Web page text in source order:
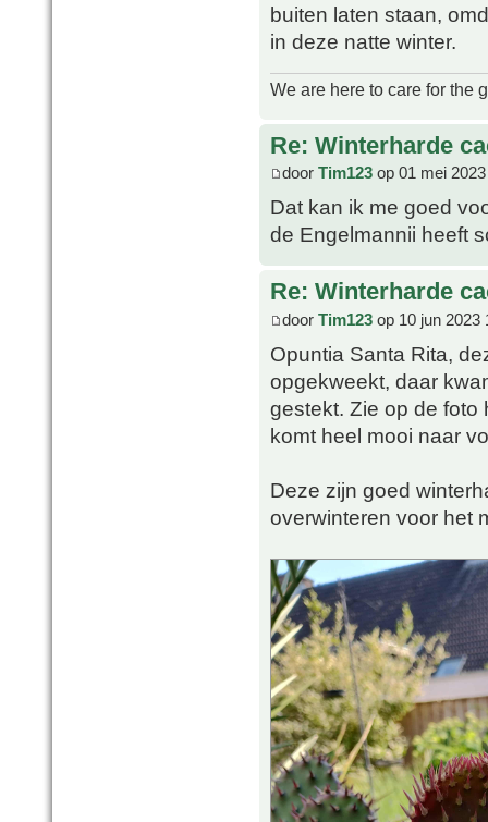
buiten laten staan,
in deze natte winter.
We are here to care for the
Re: Winterharde
door Tim123 op 01 mei
Dat kan ik me goed
de Engelmannii heeft
Re: Winterharde
door Tim123 op 10 jun 2023
Opuntia Santa Rita,
opgekweekt, daar
gestekt. Zie op de foto
komt heel mooi naar
Deze zijn goed
overwinteren voor het